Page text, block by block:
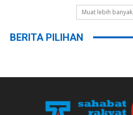
Muat lebih banyak
BERITA PILIHAN